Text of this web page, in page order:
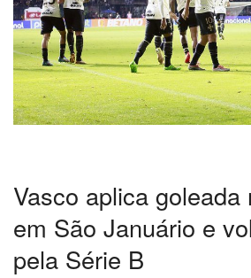
Vasco aplica goleada
em São Januário e
pela Série B